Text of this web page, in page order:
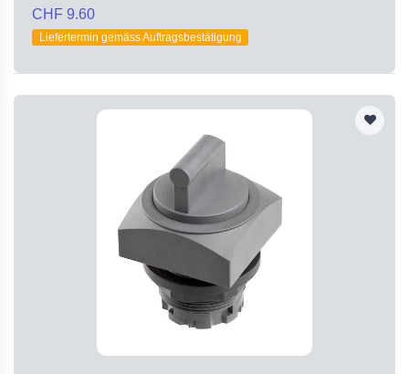
CHF 9.60
Liefertermin gemäss Auftragsbestätigung